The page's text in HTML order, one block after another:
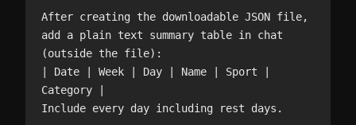
After creating the downloadable JSON file,
add a plain text summary table in chat
(outside the file):
| Date | Week | Day | Name | Sport |
Category |
Include every day including rest days.